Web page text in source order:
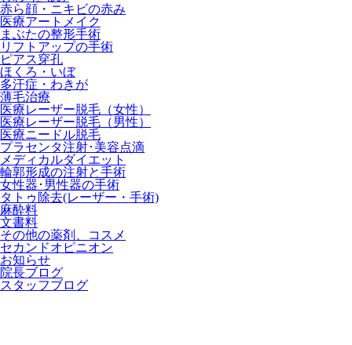
赤ら顔・ニキビの赤み
医療アートメイク
まぶたの整形手術
リフトアップの手術
ピアス穿孔
ほくろ・いぼ
多汗症・わきが
薄毛治療
医療レーザー脱毛（女性）
医療レーザー脱毛（男性）
医療ニードル脱毛
プラセンタ注射･美容点滴
メディカルダイエット
輪郭形成の注射と手術
女性器･男性器の手術
タトゥ除去(レーザー・手術)
麻酔料
文書料
その他の薬剤、コスメ
セカンドオピニオン
お知らせ
院長ブログ
スタッフブログ